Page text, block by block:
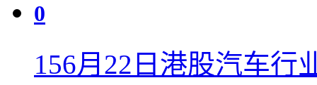
0
156月22日港股汽车行